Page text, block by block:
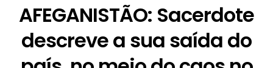
AFEGANISTÃO: Sacerdote
descreve a sua saída do